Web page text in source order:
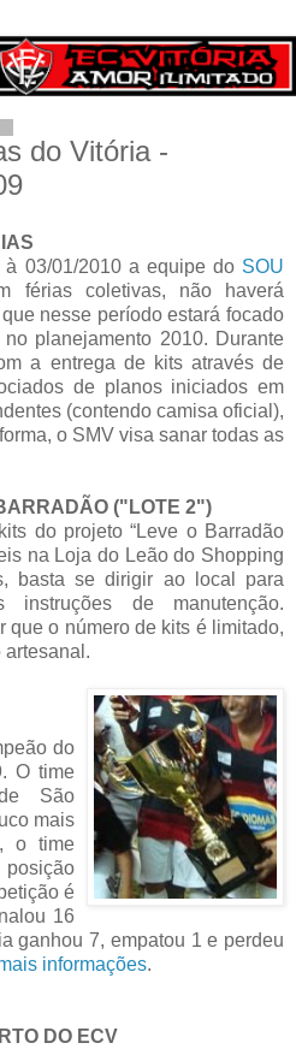
do Vitória -
03/01/2010 a equipe do SOU
férias coletivas, não haverá
nesse período estará focado
planejamento 2010. Durante
a entrega de kits através de
de planos iniciados em
(contendo camisa oficial),
o SMV visa sanar todas as
("LOTE 2")
do projeto “Leve o Barradão
na Loja do Leão do Shopping
basta se dirigir ao local para
de manutenção.
que o número de kits é limitado,
artesanal.
do
O time
São
mais
o time
posição
é
16
ganhou 7, empatou 1 e perdeu
informações.
DO ECV